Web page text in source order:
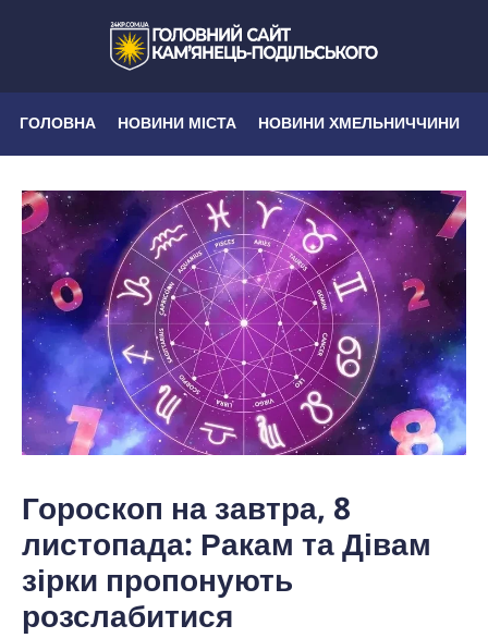
ГОЛОВНА НОВИНИ МІСТА НОВИНИ ХМЕЛЬНИЧЧИНИ
Гороскоп на завтра, 8
листопада: Ракам та Дівам
зірки пропонують
розслабитися